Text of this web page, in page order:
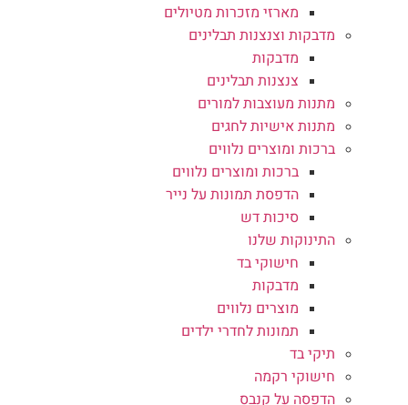
מארזי מזכרות מטיולים
מדבקות וצנצנות תבלינים
מדבקות
צנצנות תבלינים
מתנות מעוצבות למורים
מתנות אישיות לחגים
ברכות ומוצרים נלווים
ברכות ומוצרים נלווים
הדפסת תמונות על נייר
סיכות דש
התינוקות שלנו
חישוקי בד
מדבקות
מוצרים נלווים
תמונות לחדרי ילדים
תיקי בד
חישוקי רקמה
הדפסה על קנבס